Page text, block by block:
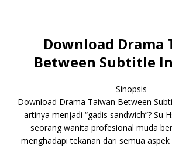
Download Drama
Between Subtitle
Sinopsis
Download Drama Taiwan Between
artinya menjadi “gadis sandwich”? Su
seorang wanita profesional muda
menghadapi tekanan dari semua aspek